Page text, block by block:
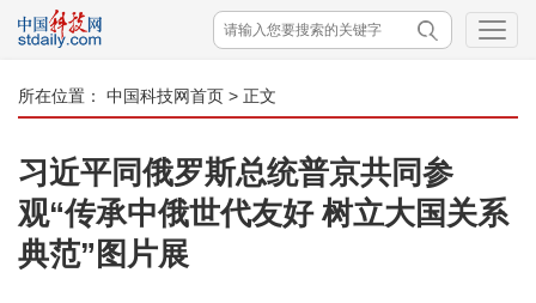
所在位置： 中国科技网首页 > 正文
习近平同俄罗斯总统普京共同参
观“传承中俄世代友好 树立大国关系
典范”图片展